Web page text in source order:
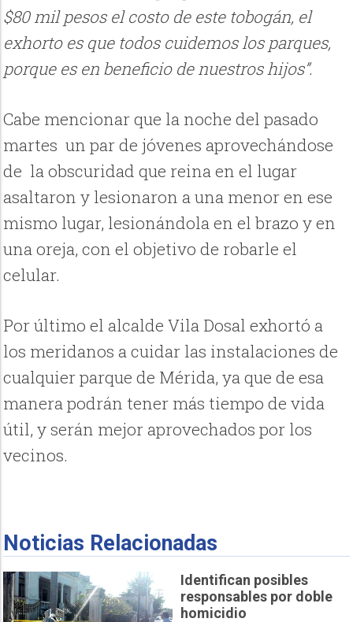
$80 mil pesos el costo de este tobogán, el
exhorto es que todos cuidemos los parques,
porque es en beneficio de nuestros hijos”.
Cabe mencionar que la noche del pasado
martes un par de jóvenes aprovechándose
de la obscuridad que reina en el lugar
asaltaron y lesionaron a una menor en ese
mismo lugar, lesionándola en el brazo y en
una oreja, con el objetivo de robarle el
celular.
Por último el alcalde Vila Dosal exhortó a
los meridanos a cuidar las instalaciones de
cualquier parque de Mérida, ya que de esa
manera podrán tener más tiempo de vida
útil, y serán mejor aprovechados por los
vecinos.
Noticias Relacionadas
Identifican posibles
responsables por doble
homicidio